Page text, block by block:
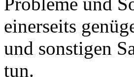
einerseits
und sonstigen
tun.